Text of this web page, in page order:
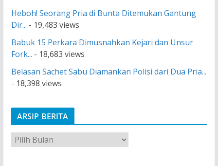
Heboh! Seorang Pria di Bunta Ditemukan Gantung
Dir... - 19,483 views
Babuk 15 Perkara Dimusnahkan Kejari dan Unsur
Fork... - 18,683 views
Belasan Sachet Sabu Diamankan Polisi dari Dua Pria...
- 18,398 views
ARSIP BERITA
A
r